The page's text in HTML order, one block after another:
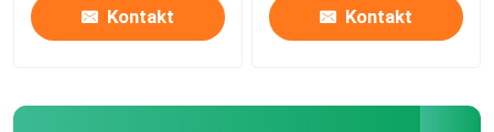
Kontakt Kontakt